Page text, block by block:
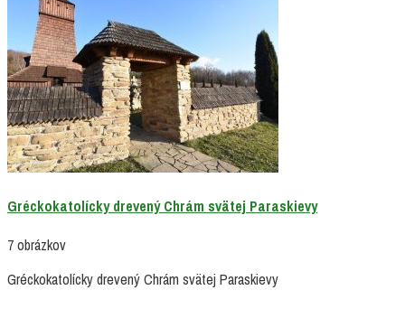
Gréckokatolícky drevený Chrám svätej Paraskievy
7 obrázkov
Gréckokatolícky drevený Chrám svätej Paraskievy